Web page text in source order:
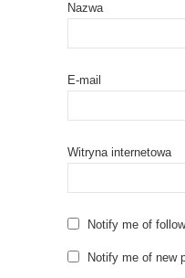
Nazwa
E-mail
Witryna internetowa
Notify me of
Notify me of new